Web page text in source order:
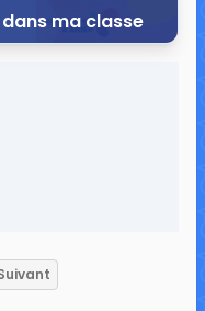
ma classe